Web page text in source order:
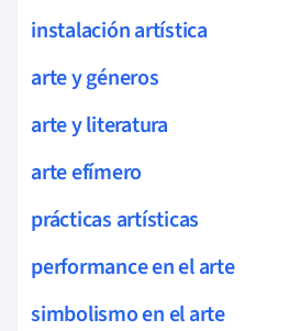
instalación artística
arte y géneros
arte y literatura
arte efímero
prácticas artísticas
performance en el arte
simbolismo en el arte